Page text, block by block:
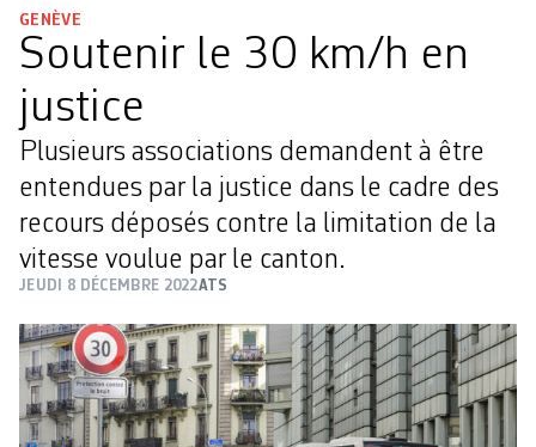
GENÈVE
Soutenir le 30 km/h en
justice
Plusieurs associations demandent à être
entendues par la justice dans le cadre des
recours déposés contre la limitation de la
vitesse voulue par le canton.
JEUDI 8 DÉCEMBRE 2022ATS